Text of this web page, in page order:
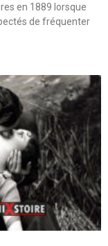
en 1889 lorsque
de fréquenter